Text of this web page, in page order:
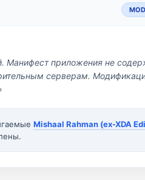
Манифест приложения не
серверам.
Mishaal Rahman (ex-XDA